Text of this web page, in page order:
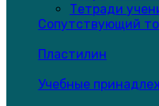
Тетради
Сопутствующий
Пластилин
Учебные